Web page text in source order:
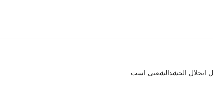
انحلال الحشدالشعبی است